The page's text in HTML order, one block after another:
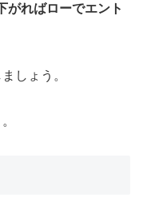
がればローでエント
しょう。